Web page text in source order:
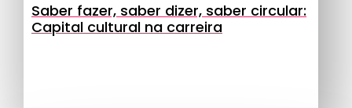
Saber fazer, saber dizer, saber circular:
Capital cultural na carreira